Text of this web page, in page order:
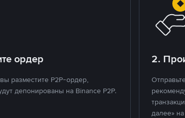
ордер
разместите P2P-ордер,
депонированы на Binance P2P.
2.
далее»